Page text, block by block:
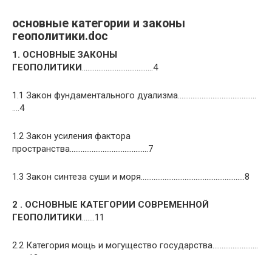
основные категории и законы
геополитики.doc
1. ОСНОВНЫЕ ЗАКОНЫ
ГЕОПОЛИТИКИ …………………………………4
1.1 Закон фундаментального дуализма…………………………………….
….4
1.2 Закон усиления фактора
пространства………………………………….…7
1.3 Закон синтеза суши и моря…………………………………………………8
2 . ОСНОВНЫЕ КАТЕГОРИИ СОВРЕМЕННОЙ
ГЕОПОЛИТИКИ …….11
2.2 Категория мощь и могущество государства…………………….